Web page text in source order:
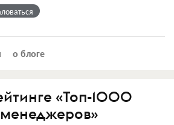
о блоге
«Топ-1000